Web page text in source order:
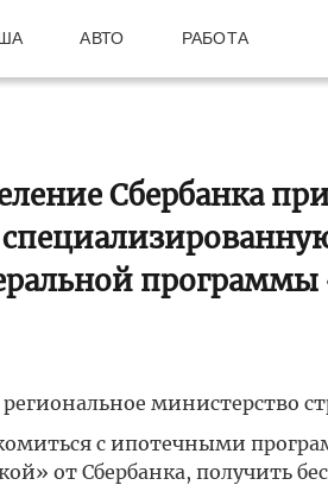
АВТО РАБОТА
Сбербанка
министерство
с ипотечными
от Сбербанка, получить